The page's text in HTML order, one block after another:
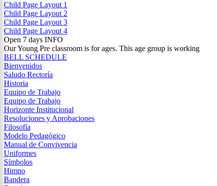
Child Page Layout 1
Child Page Layout 2
Child Page Layout 3
Child Page Layout 4
Open 7 days INFO
Our Young Pre classroom is for ages. This age group is working
BELL SCHEDULE
Bienvenidos
Saludo Rectoría
Historia
Equipo de Trabajo
Equipo de Trabajo
Horizonte Institucional
Resoluciones y Aprobaciones
Filosofía
Modelo Pedagógico
Manual de Convivencia
Uniformes
Símbolos
Himno
Bandera